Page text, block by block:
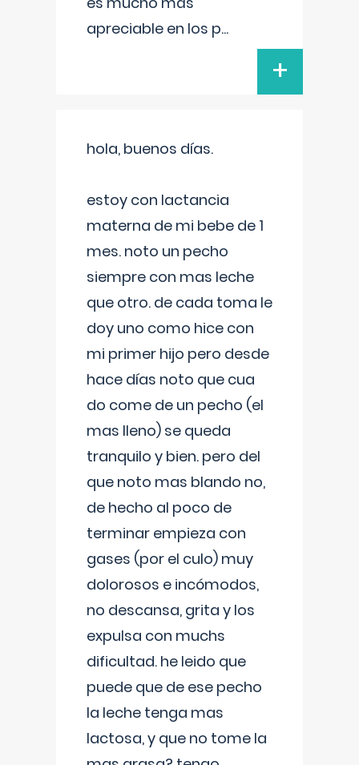
apreciable en los p...
+
hola, buenos días.
estoy con lactancia
materna de mi bebe de 1
mes. noto un pecho
siempre con mas leche
que otro. de cada toma le
doy uno como hice con
mi primer hijo pero desde
hace días noto que cua
do come de un pecho (el
mas lleno) se queda
tranquilo y bien. pero del
que noto mas blando no,
de hecho al poco de
terminar empieza con
gases (por el culo) muy
dolorosos e incómodos,
no descansa, grita y los
expulsa con muchs
dificultad. he leido que
puede que de ese pecho
la leche tenga mas
lactosa, y que no tome la